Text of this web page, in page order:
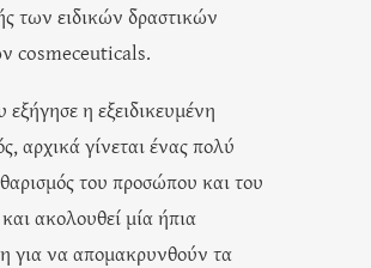
των ειδικών δραστικών
cosmeceuticals.
η εξειδικευμένη
αρχικά γίνεται ένας πολύ
του προσώπου και του
ακολουθεί μία ήπια
για να απομακρυνθούν τα